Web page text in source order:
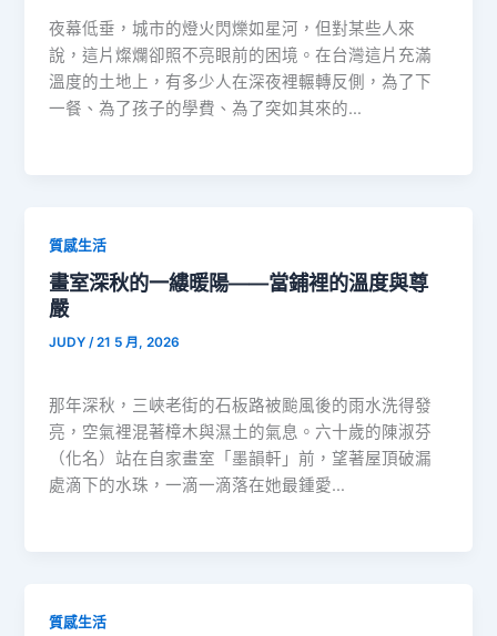
夜幕低垂，城市的燈火閃爍如星河，但對某些人來
說，這片燦爛卻照不亮眼前的困境。在台灣這片充滿
溫度的土地上，有多少人在深夜裡輾轉反側，為了下
一餐、為了孩子的學費、為了突如其來的…
質感生活
畫室深秋的一縷暖陽——當鋪裡的溫度與尊
嚴
JUDY/21 5 月, 2026
那年深秋，三峽老街的石板路被颱風後的雨水洗得發
亮，空氣裡混著樟木與濕土的氣息。六十歲的陳淑芬
（化名）站在自家畫室「墨韻軒」前，望著屋頂破漏
處滴下的水珠，一滴一滴落在她最鍾愛…
質感生活